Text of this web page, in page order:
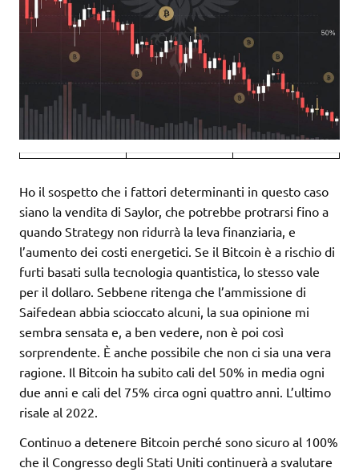
Ho il sospetto che i fattori determinanti in questo caso
siano la vendita di Saylor, che potrebbe protrarsi fino a
quando Strategy non ridurrà la leva finanziaria, e
l’aumento dei costi energetici. Se il Bitcoin è a rischio di
furti basati sulla tecnologia quantistica, lo stesso vale
per il dollaro. Sebbene ritenga che l’ammissione di
Saifedean abbia scioccato alcuni, la sua opinione mi
sembra sensata e, a ben vedere, non è poi così
sorprendente. È anche possibile che non ci sia una vera
ragione. Il Bitcoin ha subito cali del 50% in media ogni
due anni e cali del 75% circa ogni quattro anni. L’ultimo
risale al 2022.
Continuo a detenere Bitcoin perché sono sicuro al 100%
che il Congresso degli Stati Uniti continuerà a svalutare